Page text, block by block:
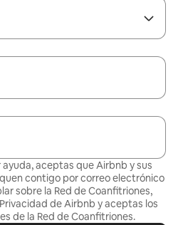
aceptas que Airbnb y sus
contigo por correo electrónico
sobre la Red de Coanfitriones,
Privacidad de Airbnb y aceptas los
de la Red de Coanfitriones.